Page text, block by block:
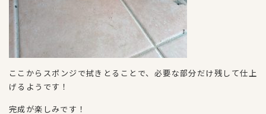
ここからスポンジで拭きとることで、必要な部分だけ残して仕上
げるようです！
完成が楽しみです！